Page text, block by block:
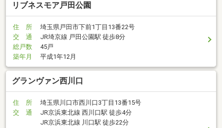
リブネスモア戸田公園
住 所
埼玉県戸田市下前1丁目13番22号
交 通
JR埼京線 戸田公園駅 徒歩8分
総戸数
45戸
築年月
平成1年12月
グランヴァン西川口
住 所
埼玉県川口市西川口3丁目13番15号
交 通
JR京浜東北線 西川口駅 徒歩4分
JR京浜東北線 川口駅 徒歩22分